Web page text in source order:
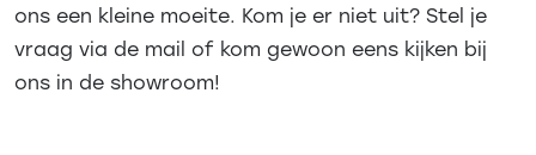
ons een kleine moeite. Kom je er niet uit? Stel je
vraag via de mail of kom gewoon eens kijken bij
ons in de showroom!